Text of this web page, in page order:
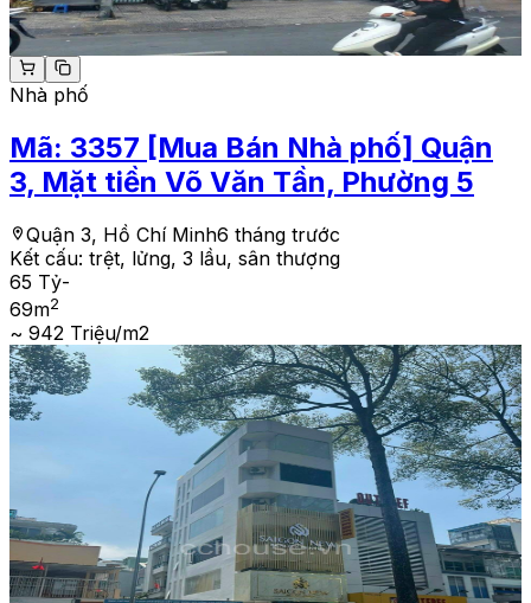
Nhà phố
Mã: 3357 [Mua Bán Nhà phố] Quận
3, Mặt tiền Võ Văn Tần, Phường 5
Quận 3, Hồ Chí Minh6 tháng trước
Kết cấu: trệt, lửng, 3 lầu, sân thượng
65 Tỷ-
69m2
~ 942 Triệu/m2